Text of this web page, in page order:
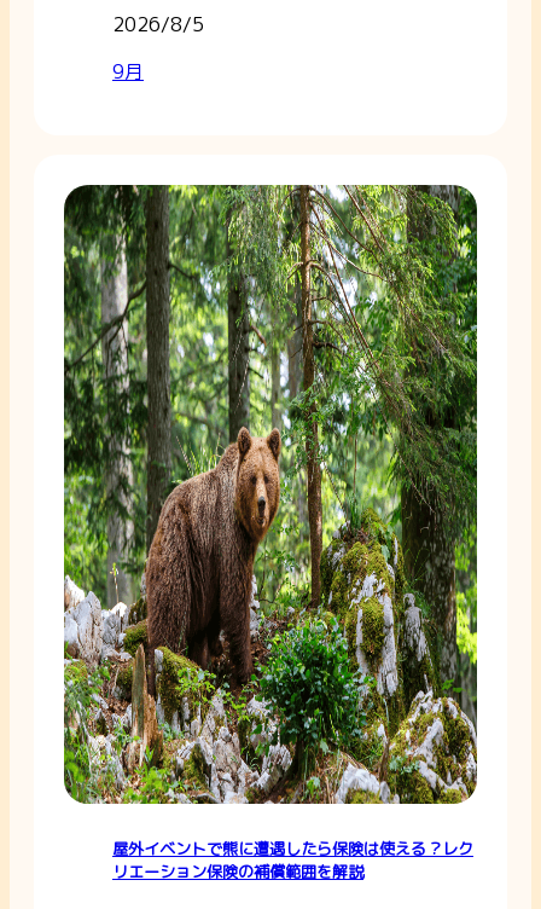
2026/8/5
9月
屋外イベントで熊に遭遇したら保険は使える？レク
リエーション保険の補償範囲を解説